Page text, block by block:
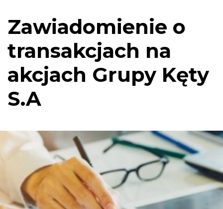
Zawiadomienie o
transakcjach na
akcjach Grupy Kęty
S.A